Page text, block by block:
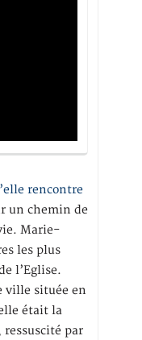
rencontre
un chemin de
Marie-
les plus
l’Eglise.
ville située en
était la
par